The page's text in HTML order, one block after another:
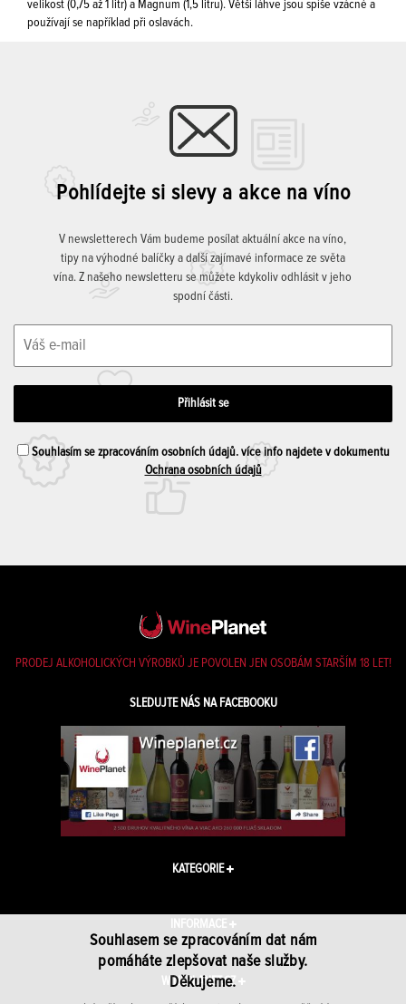
velikost (0,75 až 1 litr) a Magnum (1,5 litru). Větší láhve jsou spíše vzácné a
používají se například při oslavách.
Pohlídejte si slevy a akce na víno
V newsletterech Vám budeme posílat aktuální akce na víno,
tipy na výhodné balíčky a další zajímavé informace ze světa
vína. Z našeho newsletteru se můžete kdykoliv odhlásit v jeho
spodní části.
Souhlasím se zpracováním osobních údajů. více info najdete v dokumentu
Ochrana osobních údajů
PRODEJ ALKOHOLICKÝCH VÝROBKŮ JE POVOLEN JEN OSOBÁM STARŠÍM 18 LET!
SLEDUJTE NÁS NA FACEBOOKU
KATEGORIE
INFORMACE
WINEPLANET.CZ
Souhlasem se zpracováním dat nám
pomáháte zlepšovat naše služby.
Děkujeme.